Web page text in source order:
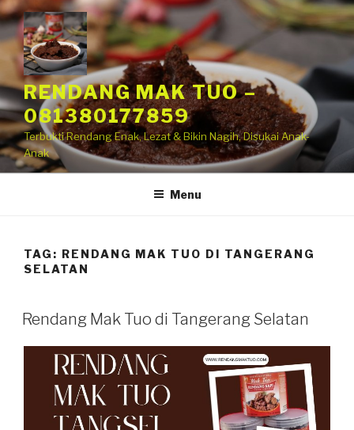
RENDANG MAK TUO –
081380177859
Terbukti Rendang Enak, Lezat & Bikin Nagih, Disukai Anak-
Anak
Menu
TAG: RENDANG MAK TUO DI TANGERANG
SELATAN
Rendang Mak Tuo di Tangerang Selatan